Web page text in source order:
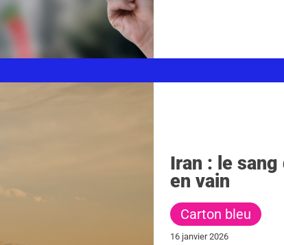
Iran : le
en vain
Carton bleu
16 janvier 2026